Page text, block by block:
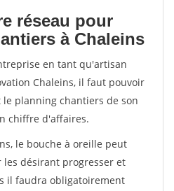
réseau pour
à Chaleins
en tant qu'artisan
Chaleins, il faut pouvoir
planning chantiers de son
chiffre d'affaires.
le bouche à oreille peut
désirant progresser et
il faudra obligatoirement